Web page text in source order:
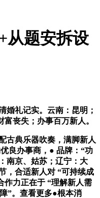
从题安拆设
礼记实。云南：昆明；
丧失；办事百万新人。
典乐器吹奏，满脚新人
良办事商，● 品牌：“功
南京、姑苏；辽宁：大
，合适新人对 “可持续成
作力正在于 “理解新人需
”。查看更多●根本消